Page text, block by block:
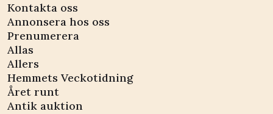
Kontakta oss
Annonsera hos oss
Prenumerera
Allas
Allers
Hemmets Veckotidning
Året runt
Antik auktion